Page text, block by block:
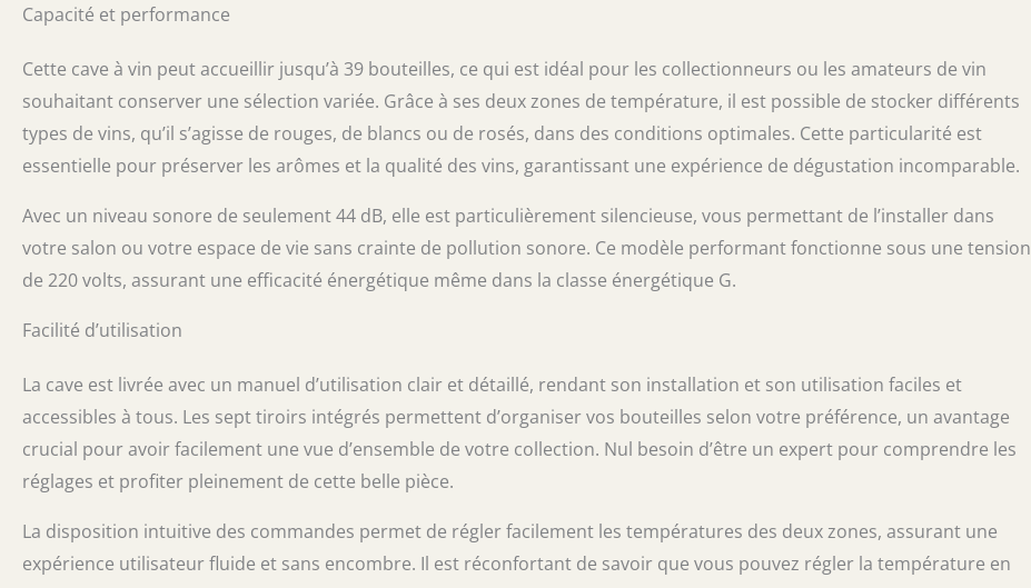
Capacité et performance
Cette cave à vin peut accueillir jusqu’à 39 bouteilles, ce qui est idéal pour les collectionneurs ou les amateurs de vin
souhaitant conserver une sélection variée. Grâce à ses deux zones de température, il est possible de stocker différents
types de vins, qu’il s’agisse de rouges, de blancs ou de rosés, dans des conditions optimales. Cette particularité est
essentielle pour préserver les arômes et la qualité des vins, garantissant une expérience de dégustation incomparable.
Avec un niveau sonore de seulement 44 dB, elle est particulièrement silencieuse, vous permettant de l’installer dans
votre salon ou votre espace de vie sans crainte de pollution sonore. Ce modèle performant fonctionne sous une tension
de 220 volts, assurant une efficacité énergétique même dans la classe énergétique G.
Facilité d’utilisation
La cave est livrée avec un manuel d’utilisation clair et détaillé, rendant son installation et son utilisation faciles et
accessibles à tous. Les sept tiroirs intégrés permettent d’organiser vos bouteilles selon votre préférence, un avantage
crucial pour avoir facilement une vue d’ensemble de votre collection. Nul besoin d’être un expert pour comprendre les
réglages et profiter pleinement de cette belle pièce.
La disposition intuitive des commandes permet de régler facilement les températures des deux zones, assurant une
expérience utilisateur fluide et sans encombre. Il est réconfortant de savoir que vous pouvez régler la température en